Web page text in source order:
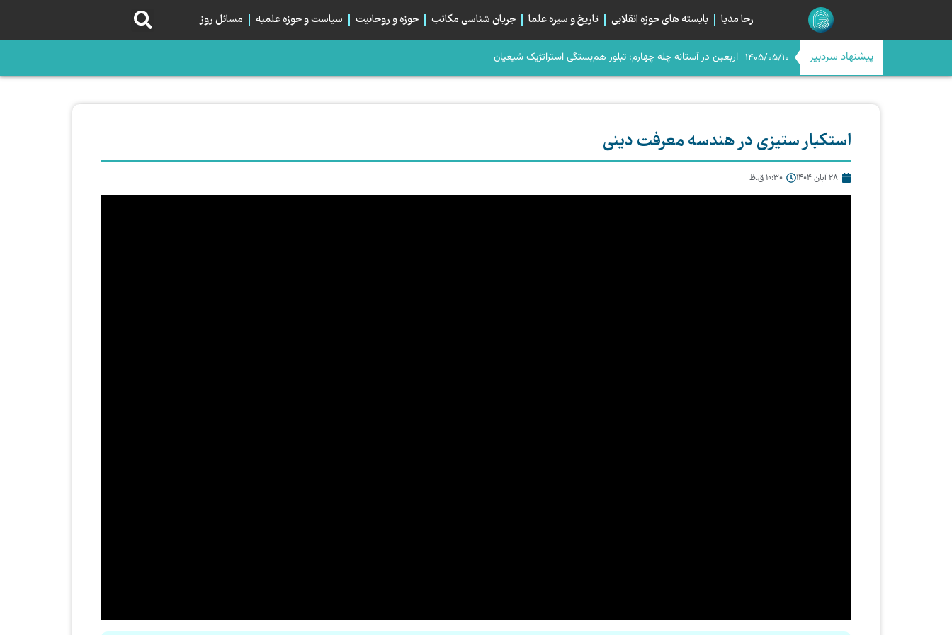
رحا مدیا بایسته های حوزه انقلابی تاریخ و سیره علما جریان شناسی مکاتب حوزه و روحانیت سیاست و حوزه علمیه مسائل روز
پیشنهاد سردبیر 1405/05/10 اربعین در آستانه چله چهارم؛ تبلور هم‌بستگی استراتژیک شیعیان
اگر امام حسن(ع) امروز بود، صلح می‌کرد؟
استکبار ستیزی در هندسه معرفت دینی
28 آبان 1404 10:30 ق.ظ